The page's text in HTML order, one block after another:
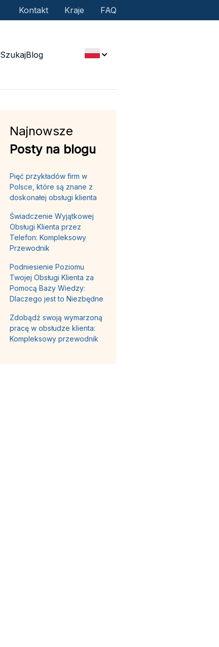
Kontakt Kraje FAQ
SzukajBlog
Najnowsze
Posty na blogu
Pięć przykładów firm w
Polsce, które są znane z
doskonałej obsługi klienta
Świadczenie Wyjątkowej
Obsługi Klienta przez
Telefon: Kompleksowy
Przewodnik
Podniesienie Poziomu
Twojej Obsługi Klienta za
Pomocą Bazy Wiedzy:
Dlaczego jest to Niezbędne
Zdobądź swoją wymarzoną
pracę w obsłudze klienta:
Kompleksowy przewodnik